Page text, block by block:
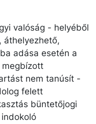
valóság - helyéből
áthelyezhető,
adása esetén a
megbízott
nem tanúsít -
felett
büntetőjogi